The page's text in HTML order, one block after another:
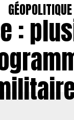
GÉOPOLITIQUE
: